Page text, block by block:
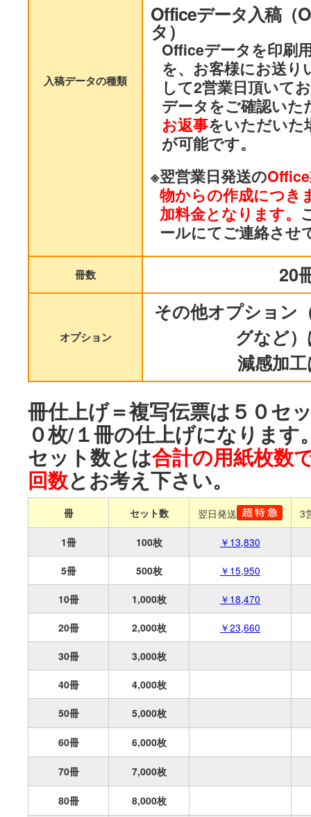
入稿データの種類
Officeデータ入稿（
タ）
Officeデータを印刷
を、お客様にお送り
して2営業日頂いて
データをご確認いた
お返事をいただいた
が可能です。
※翌営業日発送の
物からの作成につき
加料金となります。
ールにてご連絡させ
冊数 20
オプション
その他オプション
グなど
減感加
冊仕上げ＝複写伝票は５０セ
０枚/１冊の仕上げになります
セット数とは合計の用紙枚数
回数とお考え下さい。
冊 セット数 翌日発送 3
1冊 100枚 ￥13,830
5冊 500枚 ￥15,950
10冊 1,000枚 ￥18,470
20冊 2,000枚 ￥23,660
30冊 3,000枚
40冊 4,000枚
50冊 5,000枚
60冊 6,000枚
70冊 7,000枚
80冊 8,000枚